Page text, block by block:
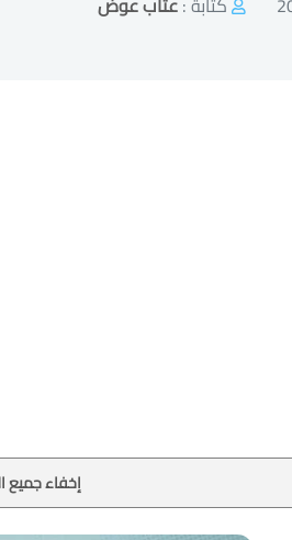
إخفاء جميع